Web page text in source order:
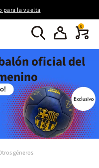
para la vuelta
0
oficial del
géneros